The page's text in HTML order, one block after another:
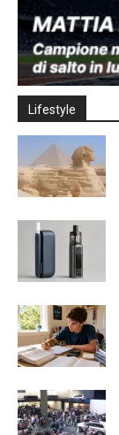
Lifestyle